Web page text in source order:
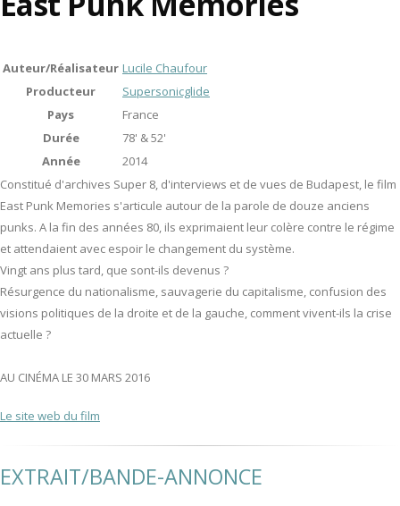
Auteur/Réalisateur Lucile Chaufour
Producteur
Supersonicglide
Pays
France
Durée
78' & 52'
Année
2014
Constitué d'archives Super 8, d'interviews et de vues de Budapest, le film
East Punk Memories s'articule autour de la parole de douze anciens
punks. A la fin des années 80, ils exprimaient leur colère contre le régime
et attendaient avec espoir le changement du système.
Vingt ans plus tard, que sont-ils devenus ?
Résurgence du nationalisme, sauvagerie du capitalisme, confusion des
visions politiques de la droite et de la gauche, comment vivent-ils la crise
actuelle ?
AU CINÉMA LE 30 MARS 2016
Le site web du film
EXTRAIT/BANDE-ANNONCE